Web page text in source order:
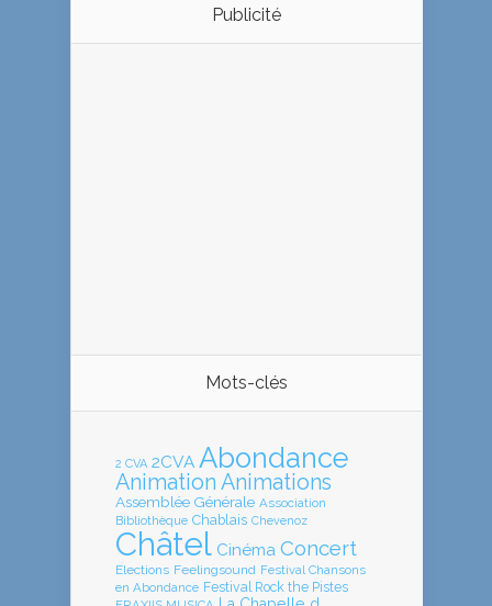
Publicité
Mots-clés
2 CVA 2CVA Abondance
Animation Animations
Assemblée Générale Association
Bibliothèque Chablais Chevenoz
Châtel Cinéma Concert
Elections Feelingsound Festival Chansons
en Abondance Festival Rock the Pistes